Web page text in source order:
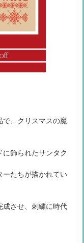
で、クリスマスの魔
飾られたサンタク
ーたちが描かれてい
成させ、刺繍に時代